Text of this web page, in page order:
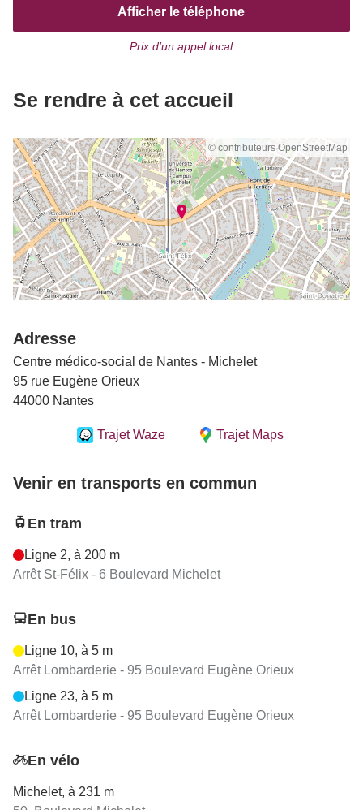
Afficher le téléphone
Prix d’un appel local
Se rendre à cet accueil
© contributeurs OpenStreetMap
Adresse
Centre médico-social de Nantes - Michelet
95 rue Eugène Orieux
44000 Nantes
Trajet Waze Trajet Maps
Venir en transports en commun
En tram
Ligne 2, à 200 m
Arrêt St-Félix - 6 Boulevard Michelet
En bus
Ligne 10, à 5 m
Arrêt Lombarderie - 95 Boulevard Eugène Orieux
Ligne 23, à 5 m
Arrêt Lombarderie - 95 Boulevard Eugène Orieux
En vélo
Michelet, à 231 m